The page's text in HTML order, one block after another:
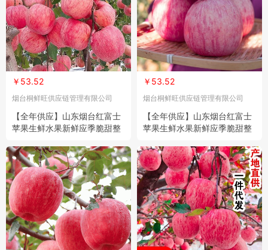
￥53.52
烟台桐鲜旺供应链管理有限公司
【全年供应】山东烟台红富士
苹果生鲜水果新鲜应季脆甜整
￥53.52
烟台桐鲜旺供应链管理有限公司
【全年供应】山东烟台红富士
苹果生鲜水果新鲜应季脆甜整